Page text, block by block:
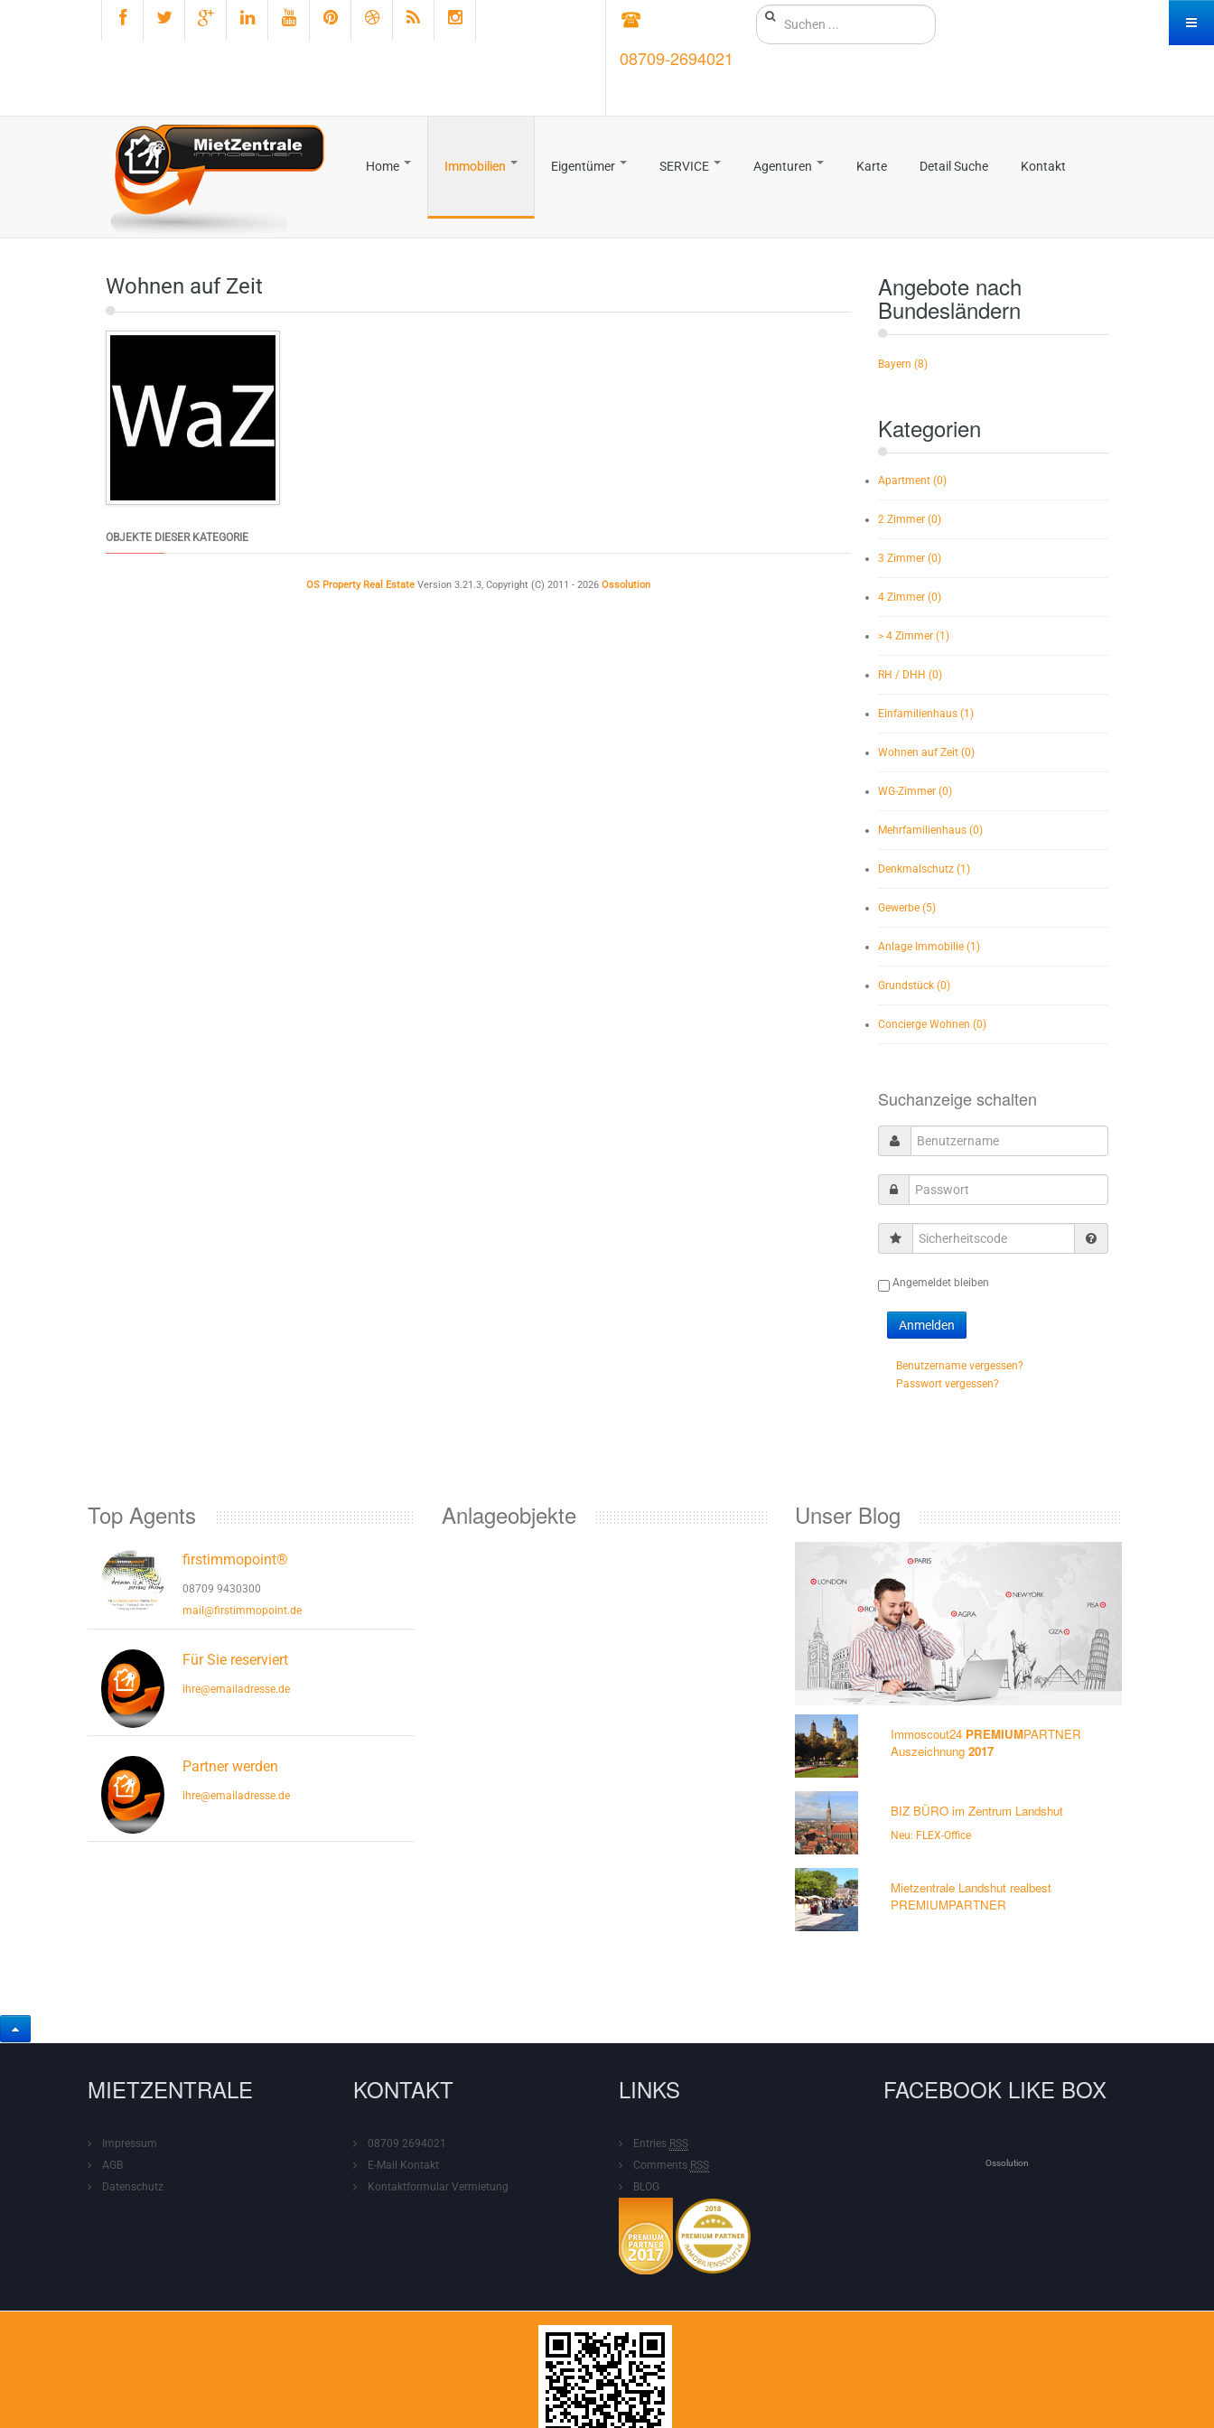
08709-2694021
Home Immobilien Eigentümer SERVICE Agenturen Karte Detail Suche Kontakt
Wohnen auf Zeit
OBJEKTE DIESER KATEGORIE
OS Property Real Estate Version 3.21.3, Copyright (C) 2011 - 2026 Ossolution
Angebote nach
Bundesländern
Bayern (8)
Kategorien
Apartment (0)
2 Zimmer (0)
3 Zimmer (0)
4 Zimmer (0)
> 4 Zimmer (1)
RH / DHH (0)
Einfamilienhaus (1)
Wohnen auf Zeit (0)
WG-Zimmer (0)
Mehrfamilienhaus (0)
Denkmalschutz (1)
Gewerbe (5)
Anlage Immobilie (1)
Grundstück (0)
Concierge Wohnen (0)
Suchanzeige schalten
Sicherheitscode
Angemeldet bleiben
Benutzername vergessen?
Passwort vergessen?
Top Agents
firstimmopoint®
08709 9430300
mail@firstimmopoint.de
Für Sie reserviert
ihre@emailadresse.de
Partner werden
ihre@emailadresse.de
Anlageobjekte Unser Blog
Immoscout24 PREMIUMPARTNER
Auszeichnung 2017
BIZ BÜRO im Zentrum Landshut
Neu: FLEX-Office
Mietzentrale Landshut realbest
PREMIUMPARTNER
MIETZENTRALE
Impressum
AGB
Datenschutz
KONTAKT
08709 2694021
E-Mail Kontakt
KontaktformularVermietung
LINKS
Entries RSS
Comments RSS
BLOG
FACEBOOK LIKE BOX
Ossolution